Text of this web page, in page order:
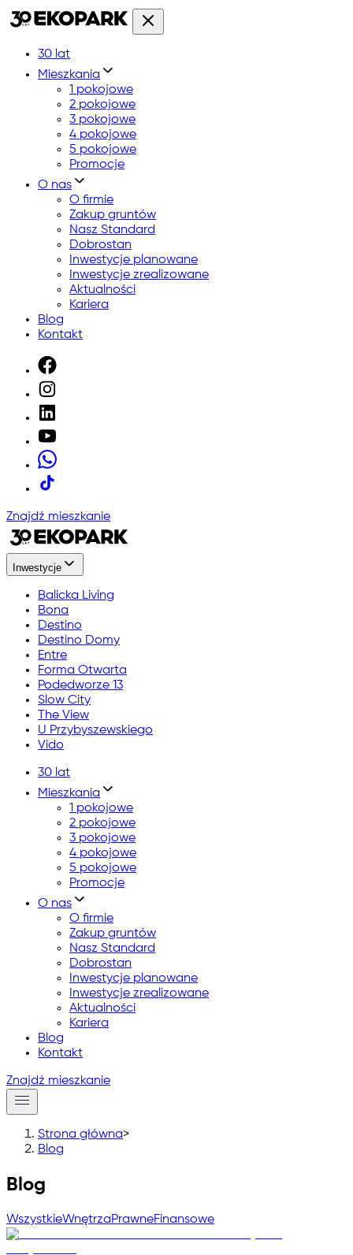
30 lat
Mieszkania
1 pokojowe
2 pokojowe
3 pokojowe
4 pokojowe
5 pokojowe
Promocje
O nas
O firmie
Zakup gruntów
Nasz Standard
Dobrostan
Inwestycje planowane
Inwestycje zrealizowane
Aktualności
Kariera
Blog
Kontakt
Znajdź mieszkanie
Inwestycje
Balicka Living
Bona
Destino
Destino Domy
Entre
Forma Otwarta
Podedworze 13
Slow City
The View
U Przybyszewskiego
Vido
30 lat
Mieszkania
1 pokojowe
2 pokojowe
3 pokojowe
4 pokojowe
5 pokojowe
Promocje
O nas
O firmie
Zakup gruntów
Nasz Standard
Dobrostan
Inwestycje planowane
Inwestycje zrealizowane
Aktualności
Kariera
Blog
Kontakt
Znajdź mieszkanie
Strona główna>
Blog
Blog
WszystkieWnętrzaPrawneFinansowe